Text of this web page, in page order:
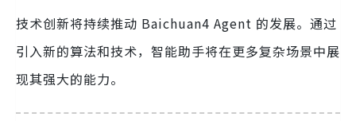
技术创新将持续推动 Baichuan4 Agent 的发展。通过
引入新的算法和技术，智能助手将在更多复杂场景中展
现其强大的能力。